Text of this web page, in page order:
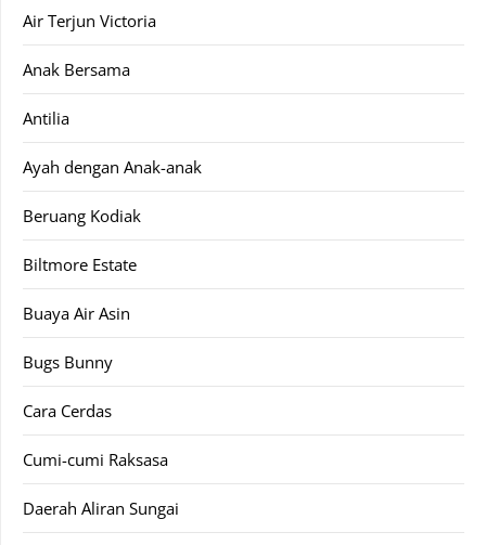
Air Terjun Victoria
Anak Bersama
Antilia
Ayah dengan Anak-anak
Beruang Kodiak
Biltmore Estate
Buaya Air Asin
Bugs Bunny
Cara Cerdas
Cumi-cumi Raksasa
Daerah Aliran Sungai